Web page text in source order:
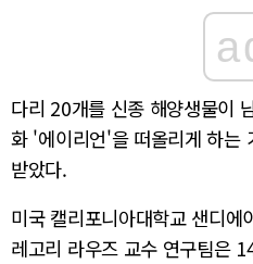
다리 20개를 신종 해양생물이
화 '에이리언'을 떠올리게 하는
받았다.
미국 캘리포니아대학교 샌디
레고리 라우즈 교수 연구팀은